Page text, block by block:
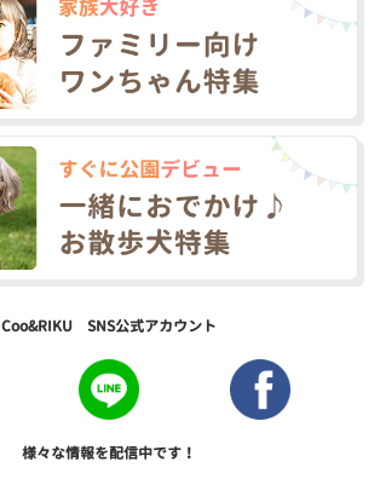
Coo&RIKU SNS公式アカウント
様々な情報を配信中です！